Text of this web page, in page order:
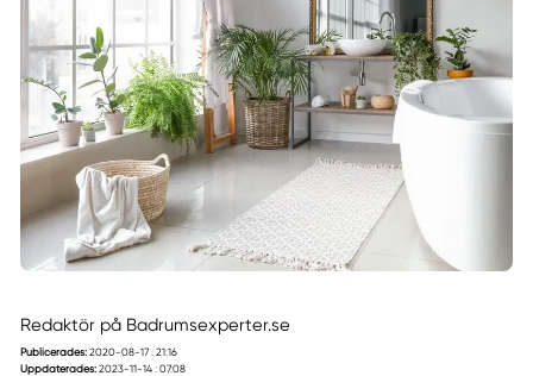
Redaktör på Badrumsexperter.se
Publicerades: 2020-08-17 : 21:16
Uppdaterades: 2023-11-14 : 07:08